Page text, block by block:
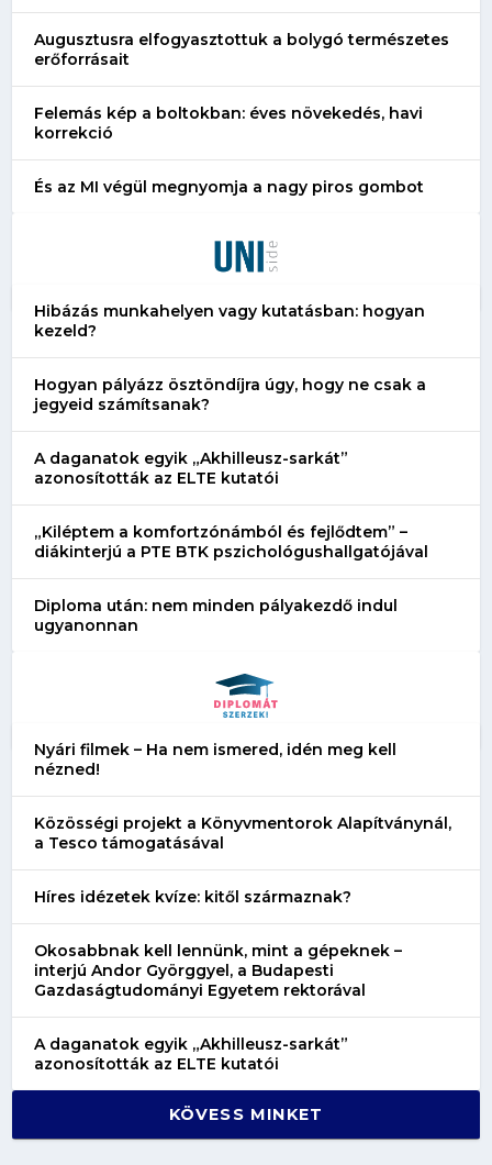
Augusztusra elfogyasztottuk a bolygó természetes
erőforrásait
Felemás kép a boltokban: éves növekedés, havi
korrekció
És az MI végül megnyomja a nagy piros gombot
Hibázás munkahelyen vagy kutatásban: hogyan
kezeld?
Hogyan pályázz ösztöndíjra úgy, hogy ne csak a
jegyeid számítsanak?
A daganatok egyik „Akhilleusz-sarkát”
azonosították az ELTE kutatói
„Kiléptem a komfortzónámból és fejlődtem” –
diákinterjú a PTE BTK pszichológushallgatójával
Diploma után: nem minden pályakezdő indul
ugyanonnan
Nyári filmek – Ha nem ismered, idén meg kell
nézned!
Közösségi projekt a Könyvmentorok Alapítványnál,
a Tesco támogatásával
Híres idézetek kvíze: kitől származnak?
Okosabbnak kell lennünk, mint a gépeknek –
interjú Andor Györggyel, a Budapesti
Gazdaságtudományi Egyetem rektorával
A daganatok egyik „Akhilleusz-sarkát”
azonosították az ELTE kutatói
KÖVESS MINKET